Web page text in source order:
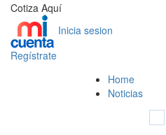
Cotiza Aquí
Inicia sesion
Regístrate
Home
Noticias